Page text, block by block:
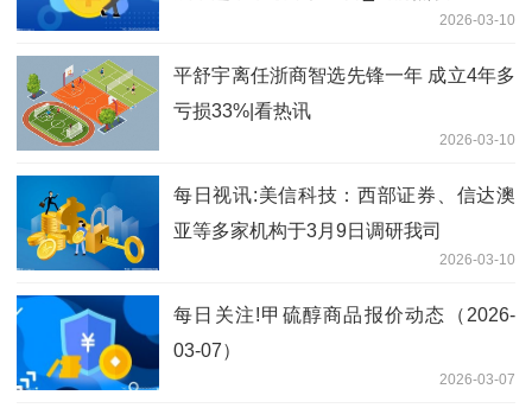
2026-03-10
平舒宇离任浙商智选先锋一年 成立4年多
亏损33%|看热讯
2026-03-10
每日视讯:美信科技：西部证券、信达澳
亚等多家机构于3月9日调研我司
2026-03-10
每日关注!甲硫醇商品报价动态（2026-
03-07）
2026-03-07